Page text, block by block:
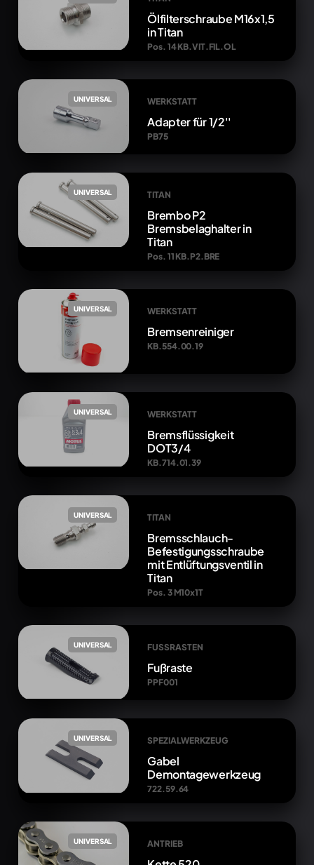
Ölfilterschraube M16x1,5
in Titan
Pos. 14 KB.VIT.FIL.OL
UNIVERSAL WERKSTATT
Adapter für 1/2''
PB75
UNIVERSAL TITAN
Brembo P2
Bremsbelaghalter in
Titan
Pos. 11 KB.P2.BRE
UNIVERSAL WERKSTATT
Bremsenreiniger
KB.554.00.19
UNIVERSAL WERKSTATT
Bremsflüssigkeit
DOT3/4
KB.714.01.39
UNIVERSAL TITAN
Bremsschlauch-
Befestigungsschraube
mit Entlüftungsventil in
Titan
Pos. 3 M10x1T
UNIVERSAL FUSSRASTEN
Fußraste
PPF001
UNIVERSAL SPEZIALWERKZEUG
Gabel
Demontagewerkzeug
722.59.64
UNIVERSAL ANTRIEB